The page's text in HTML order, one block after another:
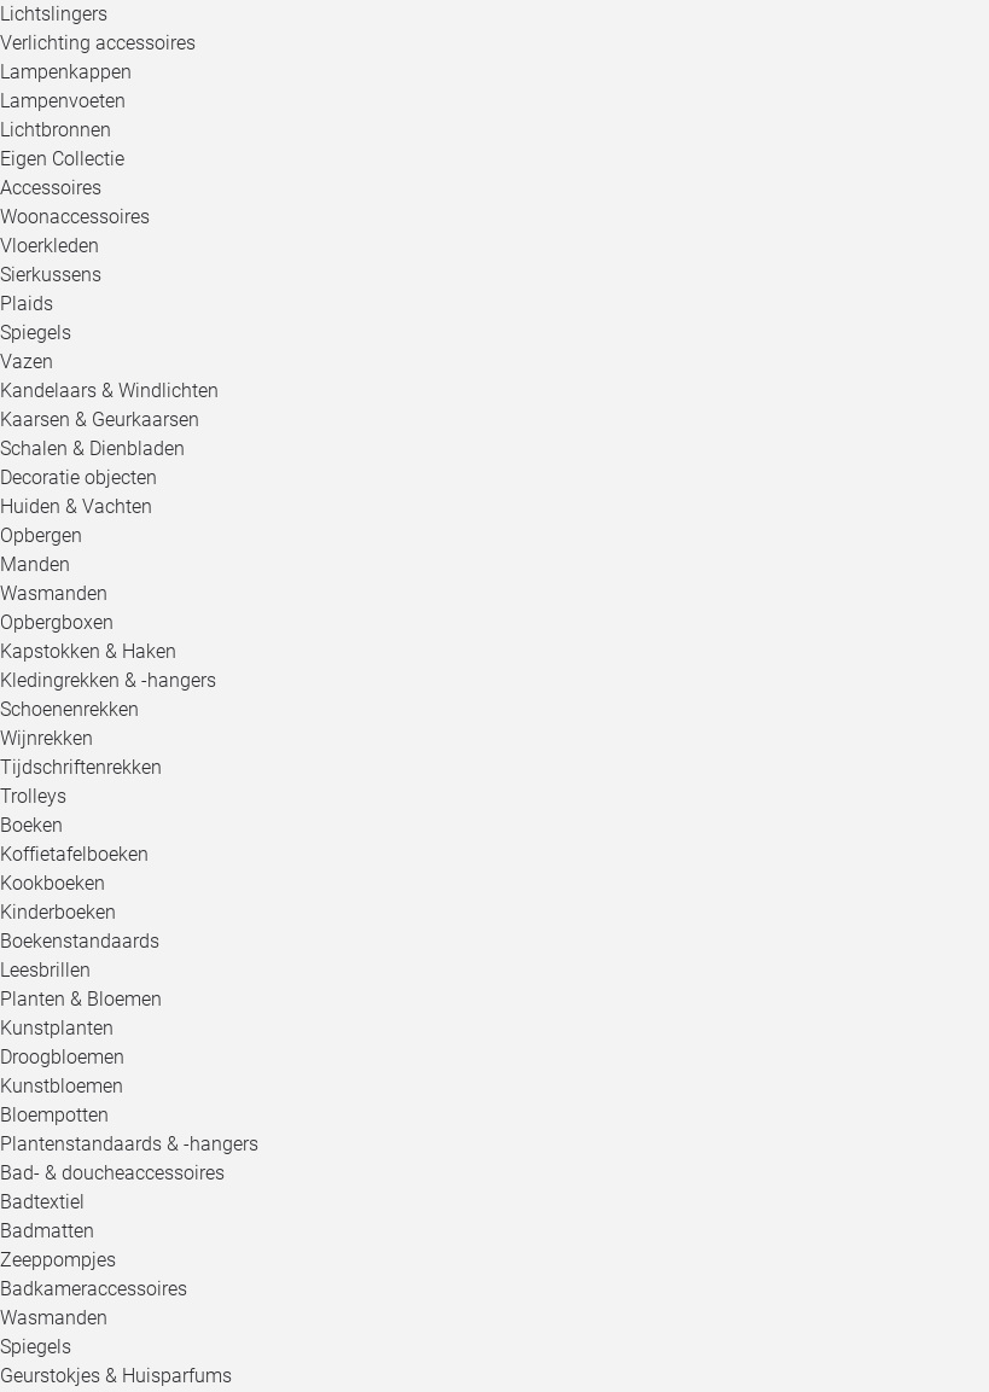
Lichtslingers
Verlichting accessoires
Lampenkappen
Lampenvoeten
Lichtbronnen
Eigen Collectie
Accessoires
Woonaccessoires
Vloerkleden
Sierkussens
Plaids
Spiegels
Vazen
Kandelaars & Windlichten
Kaarsen & Geurkaarsen
Schalen & Dienbladen
Decoratie objecten
Huiden & Vachten
Opbergen
Manden
Wasmanden
Opbergboxen
Kapstokken & Haken
Kledingrekken & -hangers
Schoenenrekken
Wijnrekken
Tijdschriftenrekken
Trolleys
Boeken
Koffietafelboeken
Kookboeken
Kinderboeken
Boekenstandaards
Leesbrillen
Planten & Bloemen
Kunstplanten
Droogbloemen
Kunstbloemen
Bloempotten
Plantenstandaards & -hangers
Bad- & doucheaccessoires
Badtextiel
Badmatten
Zeeppompjes
Badkameraccessoires
Wasmanden
Spiegels
Geurstokjes & Huisparfums